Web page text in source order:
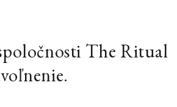
The Ritual